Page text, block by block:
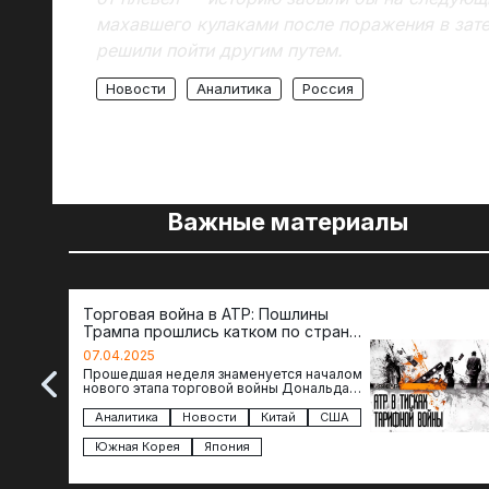
махавшего кулаками после поражения в
решили пойти другим путем.
Новости Аналитика Россия
Важные материалы
Торговая война в АТР: Пошлины
Трампа прошлись катком по странам
региона
07.04.2025
Прошедшая неделя знаменуется началом
нового этапа торговой войны Дональда
импорта из более 100 стран…
Аналитика Новости Китай
США
Южная Корея
Япония